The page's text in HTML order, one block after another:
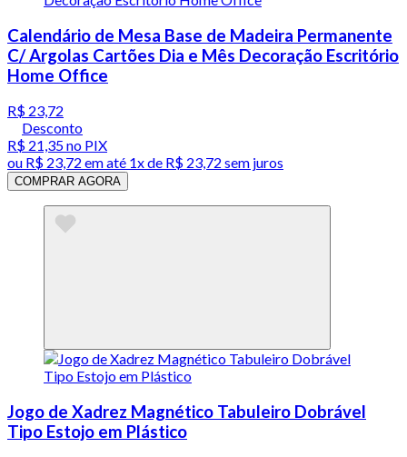
Calendário de Mesa Base de Madeira Permanente
C/ Argolas Cartões Dia e Mês Decoração Escritório
Home Office
R$ 23,72
Desconto
R$ 21,35no PIX
ou R$ 23,72 em até 1x de R$ 23,72 sem juros
COMPRAR AGORA
Jogo de Xadrez Magnético Tabuleiro Dobrável
Tipo Estojo em Plástico